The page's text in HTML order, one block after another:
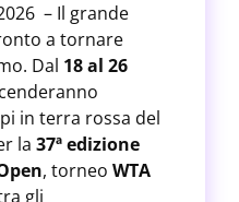
– Il grande
a tornare
Dal 18 al 26
in terra rossa del
la 37ª edizione
, torneo WTA
gli